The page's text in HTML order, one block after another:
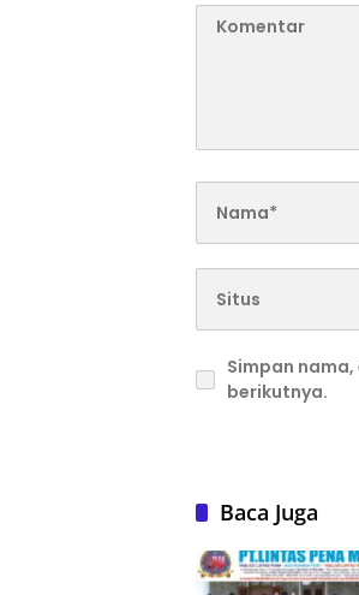
Simpan
berikutnya.
Baca Juga